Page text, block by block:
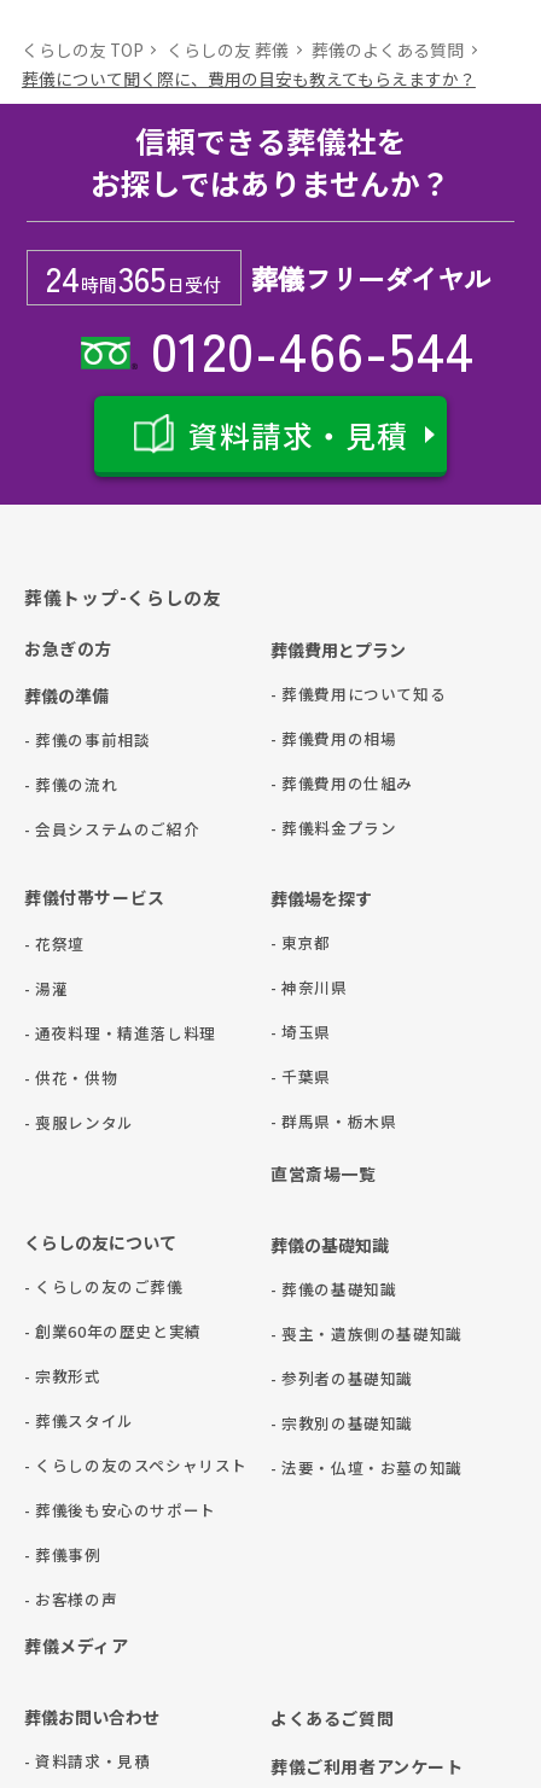
くらしの友 TOP くらしの友 葬儀
葬儀のよくある質問
葬儀について聞く際に、費用の目安も教えてもらえますか？
信頼できる葬儀社を
お探しではありませんか？
24時間365日受付 葬儀フリーダイヤル
0120-466-544
資料請求・見積
葬儀トップ-くらしの友
お急ぎの方
葬儀の準備
- 葬儀の事前相談
- 葬儀の流れ
- 会員システムのご紹介
葬儀費用とプラン
- 葬儀費用について知る
- 葬儀費用の相場
- 葬儀費用の仕組み
- 葬儀料金プラン
葬儀付帯サービス
- 花祭壇
- 湯灌
- 通夜料理・精進落し料理
- 供花・供物
- 喪服レンタル
葬儀場を探す
- 東京都
- 神奈川県
- 埼玉県
- 千葉県
- 群⾺県・栃⽊県
直営斎場一覧
くらしの友について
- くらしの友のご葬儀
- 創業60年の歴史と実績
- 宗教形式
- 葬儀スタイル
- くらしの友のスペシャリスト
- 葬儀後も安心のサポート
- 葬儀事例
- お客様の声
葬儀メディア
葬儀の基礎知識
- 葬儀の基礎知識
- 喪主・遺族側の基礎知識
- 参列者の基礎知識
- 宗教別の基礎知識
- 法要・仏壇・お墓の知識
葬儀お問い合わせ
- 資料請求・見積
よくあるご質問
葬儀ご利用者アンケート